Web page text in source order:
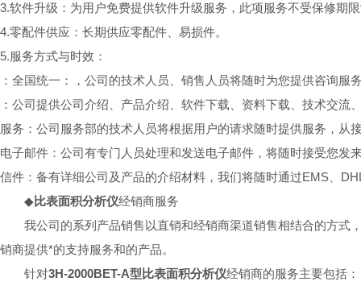
3.软件升级：为用户免费提供软件升级服务，此项服务不受保修期
4.零配件供应：长期供应零配件、易损件。
5.服务方式与时效：
：全国统一：，公司的技术人员、销售人员将随时为您提供咨询服
：公司提供公司介绍、产品介绍、软件下载、资料下载、技术交流
服务：公司服务部的技术人员将根据用户的请求随时提供服务，
电子邮件：公司有专门人员处理和发送电子邮件，将随时接受您发
信件：备有详细公司及产品的介绍材料，我们将随时通过EMS、
◆比表面积分析仪经销商服务
我公司的系列产品销售以直销和经销商渠道销售相结合的方式
销商提供*的支持服务和的产品。
针对3H-2000BET-A型比表面积分析仪经销商的服务主要包括：